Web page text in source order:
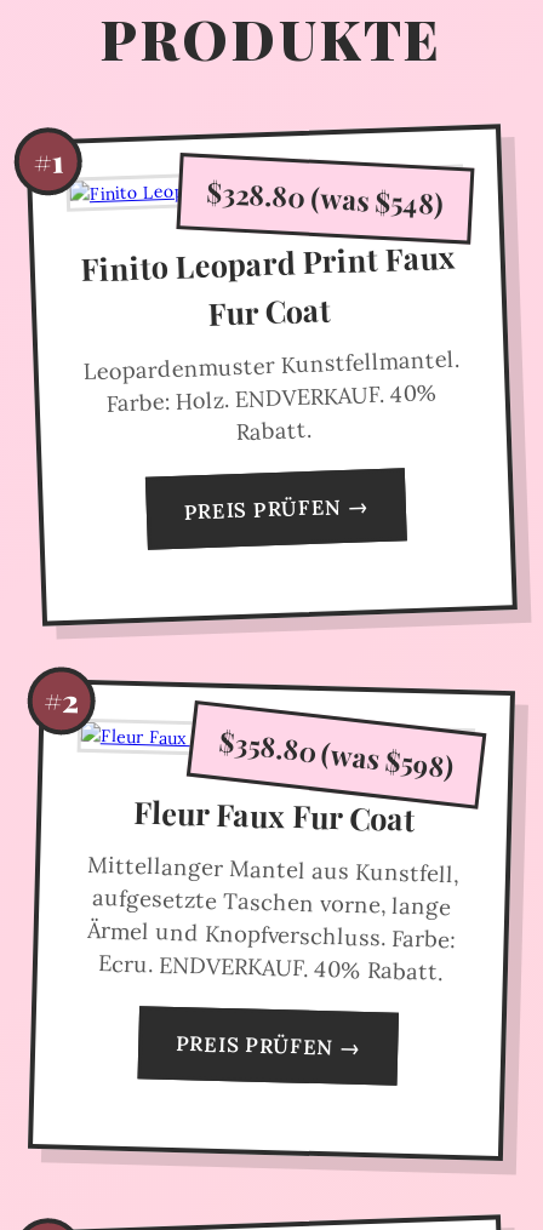
PRODUKTE
#1
$328.80 (was $548)
Finito Leopard Print Faux
Fur Coat
Leopardenmuster Kunstfellmantel.
Farbe: Holz. ENDVERKAUF. 40%
Rabatt.
PREIS PRÜFEN →
#2
$358.80 (was $598)
Fleur Faux Fur Coat
Mittellanger Mantel aus Kunstfell,
aufgesetzte Taschen vorne, lange
Ärmel und Knopfverschluss. Farbe:
Ecru. ENDVERKAUF. 40% Rabatt.
PREIS PRÜFEN →